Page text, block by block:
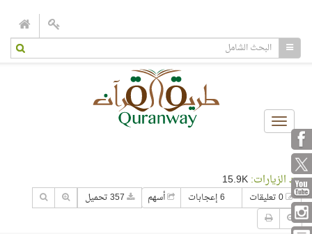
Toggle
navigation
عدد الزيارات:
6 إعجابات أسهم